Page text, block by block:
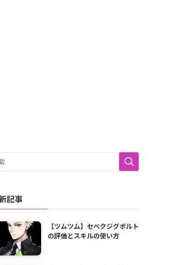
記事
【ツムツム】セベクジグボルト
の評価とスキルの使い方